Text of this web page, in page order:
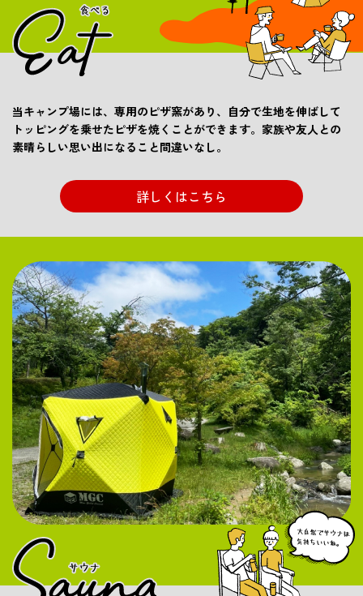
当キャンプ場には、専用のピザ窯があり、自分で生地を伸ばして
トッピングを乗せたピザを焼くことができます。家族や友人との
素晴らしい思い出になること間違いなし。
詳しくはこちら